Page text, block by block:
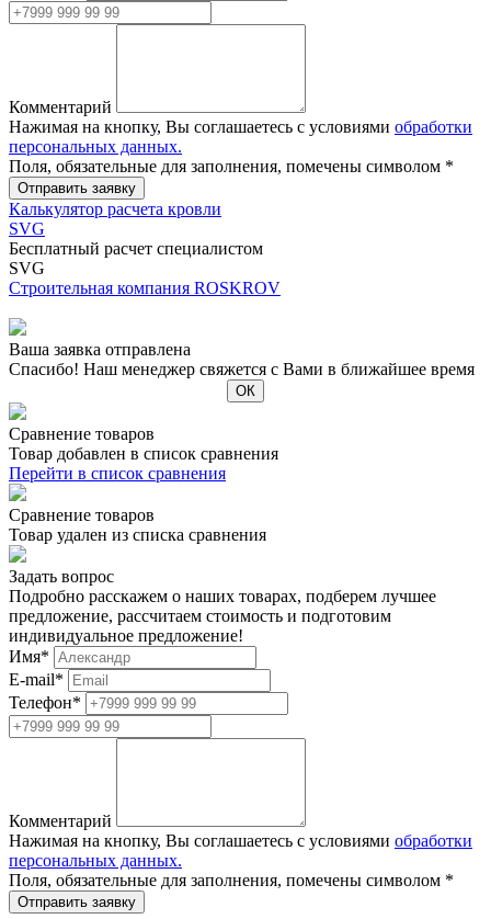
Комментарий
Нажимая на кнопку, Вы соглашаетесь с условиями обработки
персональных данных.
Поля, обязательные для заполнения, помечены символом *
Калькулятор расчета кровли
SVG
Бесплатный расчет специалистом
SVG
Строительная компания ROSKROV
Ваша заявка отправлена
Спасибо! Наш менеджер свяжется с Вами в ближайшее время
Сравнение товаров
Товар добавлен в список сравнения
Перейти в список сравнения
Сравнение товаров
Товар удален из списка сравнения
Задать вопрос
Подробно расскажем о наших товарах, подберем лучшее
предложение, рассчитаем стоимость и подготовим
индивидуальное предложение!
Имя*
E-mail*
Телефон*
Комментарий
Нажимая на кнопку, Вы соглашаетесь с условиями обработки
персональных данных.
Поля, обязательные для заполнения, помечены символом *